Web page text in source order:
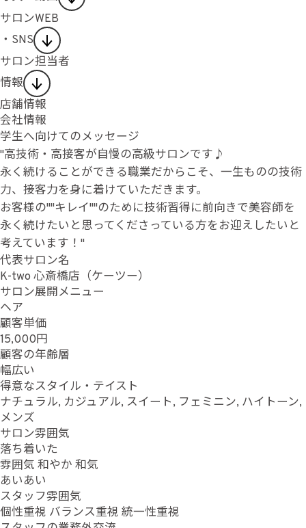
サロンWEB
・SNS
サロン担当者
情報
店舗情報
会社情報
学生へ向けてのメッセージ
"高技術・高接客が自慢の高級サロンです♪
永く続けることができる職業だからこそ、一生ものの技術
力、接客力を身に着けていただきます。
お客様の""キレイ""のために技術習得に前向きで美容師を
永く続けたいと思ってくださっている方をお迎えしたいと
考えています！"
代表サロン名
K-two 心斎橋店（ケーツー）
サロン展開メニュー
ヘア
顧客単価
15,000円
顧客の年齢層
幅広い
得意なスタイル・テイスト
ナチュラル, カジュアル, スイート, フェミニン, ハイトーン,
メンズ
サロン雰囲気
落ち着いた
雰囲気 和やか 和気
あいあい
スタッフ雰囲気
個性重視 バランス重視 統一性重視